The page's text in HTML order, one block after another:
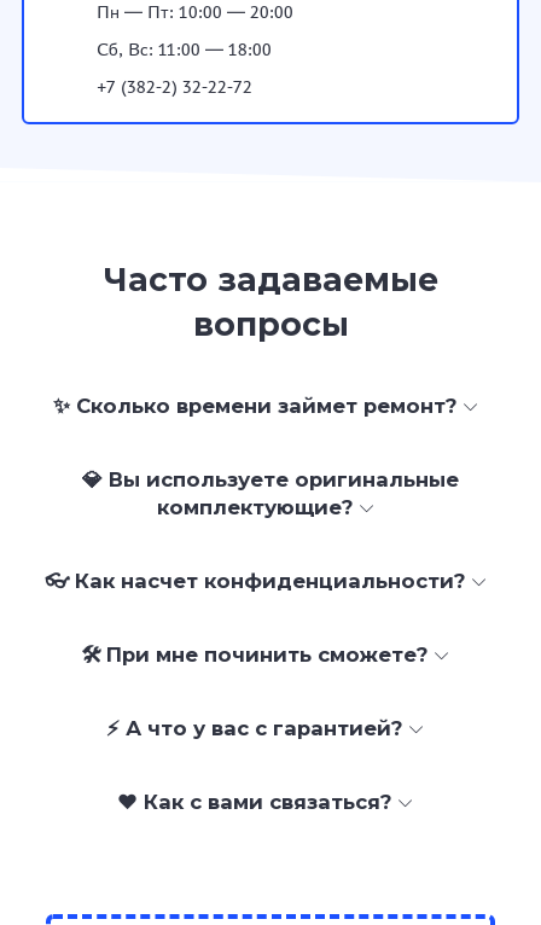
Пн — Пт: 10:00 — 20:00
Сб, Вс: 11:00 — 18:00
+7 (382-2) 32-22-72
Часто задаваемые
вопросы
✨ Сколько времени займет ремонт?
💎 Вы используете оригинальные
комплектующие?
👓 Как насчет конфиденциальности?
🛠 При мне починить сможете?
⚡ А что у вас с гарантией?
❤️ Как с вами связаться?